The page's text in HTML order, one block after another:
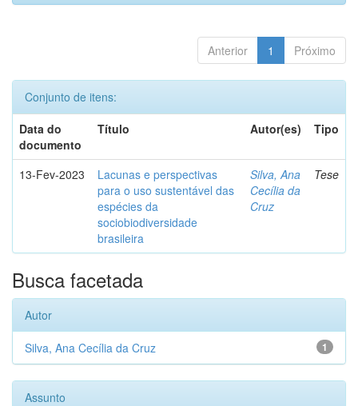
Anterior 1 Próximo
Conjunto de itens:
Data do
documento
Título Autor(es) Tipo
13-Fev-2023
Lacunas e perspectivas
para o uso sustentável das
espécies da
sociobiodiversidade
brasileira
Silva, Ana
Cecília da
Cruz
Tese
Busca facetada
Autor
1
Silva, Ana Cecília da Cruz
Assunto